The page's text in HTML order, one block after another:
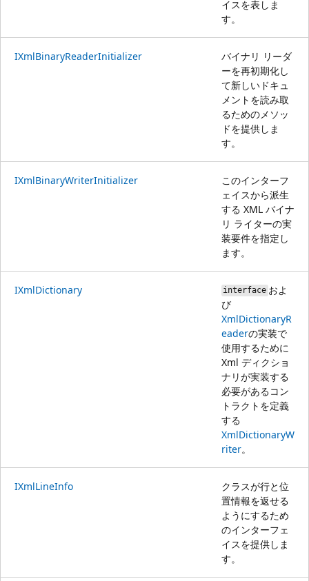
イスを表しま
す。
IXmlBinaryReaderInitializer
バイナリ リーダ
ーを再初期化し
て新しいドキュ
メントを読み取
るためのメソッ
ドを提供しま
す。
IXmlBinaryWriterInitializer
このインターフ
ェイスから派生
する XML バイナ
リ ライターの実
装要件を指定し
ます。
IXmlDictionary interface およ
び
XmlDictionaryR
eaderの実装で
使用するために
Xml ディクショ
ナリが実装する
必要があるコン
トラクトを定義
する
XmlDictionaryW
riter。
IXmlLineInfo
クラスが行と位
置情報を返せる
ようにするため
のインターフェ
イスを提供しま
す。